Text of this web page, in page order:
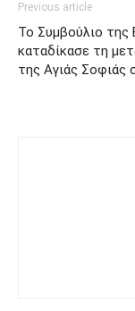
Previous article
Το Συμβούλιο
καταδίκασε τη
της Αγιάς Σοφιάς